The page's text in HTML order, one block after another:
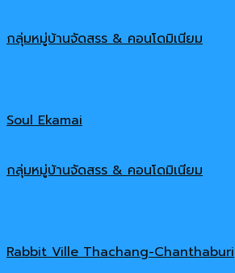
กลุ่มหมู่บ้านจัดสรร & คอนโดมิเนียม
Soul Ekamai
กลุ่มหมู่บ้านจัดสรร & คอนโดมิเนียม
Rabbit Ville Thachang-Chanthaburi